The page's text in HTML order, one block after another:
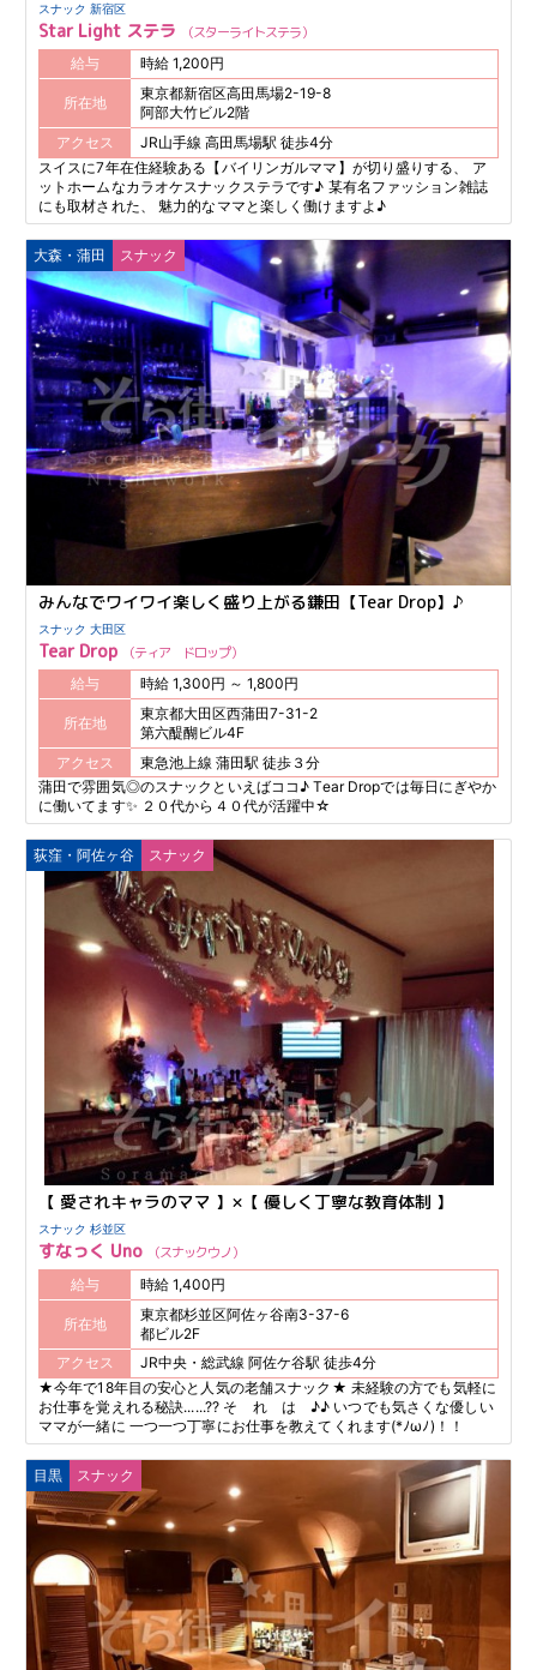
スナック 新宿区
Star Light ステラ スターライトステラ
給与 時給 1,200円
所在地
東京都新宿区高田馬場2-19-8
阿部大竹ビル2階
アクセス
JR山手線 高田馬場駅 徒歩4分
スイスに7年在住経験ある【バイリンガルママ】が切り盛りする、 ア
ットホームなカラオケスナックステラです♪ 某有名ファッション雑誌
にも取材された、 魅力的なママと楽しく働けますよ♪
大森・蒲田 スナック
みんなでワイワイ楽しく盛り上がる鎌田【Tear Drop】♪
スナック 大田区
Tear Drop ティア ドロップ
給与 時給 1,300円 ～ 1,800円
所在地
東京都大田区西蒲田7-31-2
第六醍醐ビル4F
アクセス
東急池上線 蒲田駅 徒歩３分
蒲田で雰囲気◎のスナックといえばココ♪ Tear Dropでは毎日にぎやか
に働いてます✨ ２０代から４０代が活躍中☆
荻窪・阿佐ヶ谷 スナック
【 愛されキャラのママ 】×【 優しく丁寧な教育体制 】
スナック 杉並区
すなっく Uno スナックウノ
給与 時給 1,400円
所在地
東京都杉並区阿佐ヶ谷南3-37-6
都ビル2F
アクセス
JR中央・総武線 阿佐ケ谷駅 徒歩4分
★今年で18年目の安心と人気の老舗スナック★ 未経験の方でも気軽に
お仕事を覚えれる秘訣......?? そ れ は ♪♪ いつでも気さくな優しい
ママが一緒に 一つ一つ丁寧にお仕事を教えてくれます(*ﾉωﾉ)！！
目黒 スナック